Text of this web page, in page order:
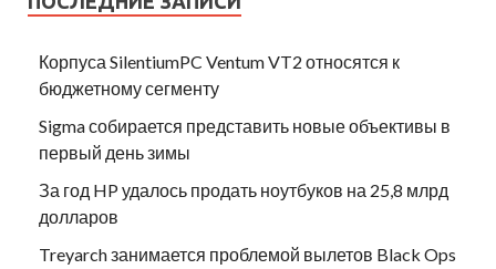
Корпуса SilentiumPC Ventum VT2 относятся к
бюджетному сегменту
Sigma собирается представить новые объективы в
первый день зимы
За год HP удалось продать ноутбуков на 25,8 млрд
долларов
Treyarch занимается проблемой вылетов Black Ops